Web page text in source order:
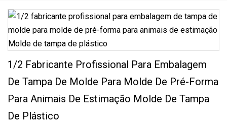
1/2 Fabricante Profissional Para Embalagem
De Tampa De Molde Para Molde De Pré-Forma
Para Animais De Estimação Molde De Tampa
De Plástico